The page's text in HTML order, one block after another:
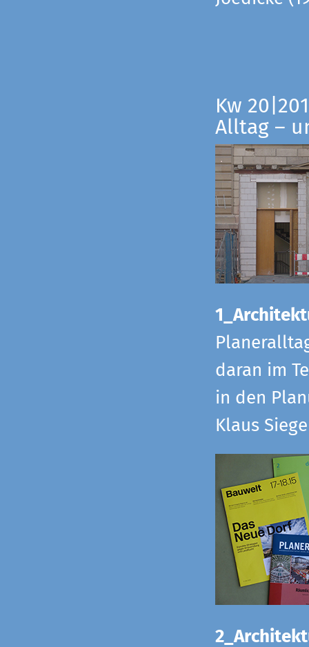
Kw
Alltag –
daran im
in den
Klaus